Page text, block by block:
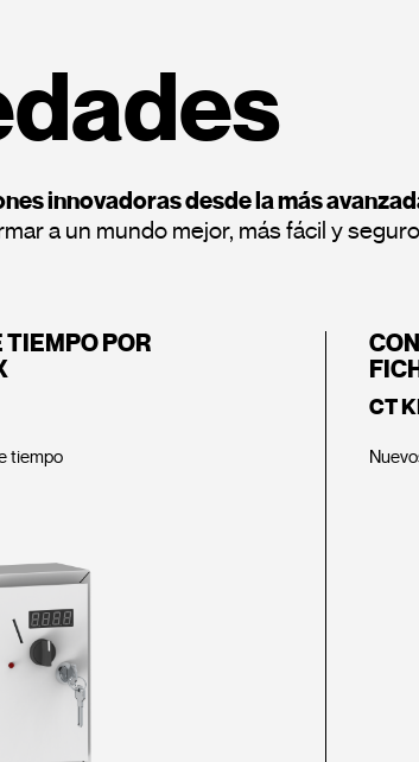
innovadoras desde la más
a un mundo mejor, más fácil y
TIEMPO POR
tiempo
CT